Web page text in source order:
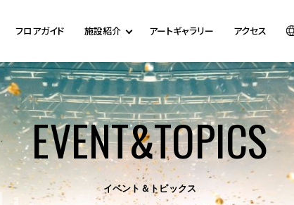
フロアガイド 施設紹介 アートギャラリー アクセス
EVENT&TOPICS
イベント＆トピックス